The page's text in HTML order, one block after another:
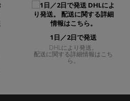
1日／2日で発送
DHLにより発送。
配送に関する詳細情報はこち
ら。